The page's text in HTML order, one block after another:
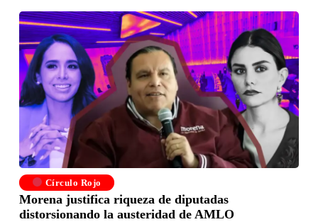
Círculo Rojo
Morena justifica riqueza de diputadas
distorsionando la austeridad de AMLO